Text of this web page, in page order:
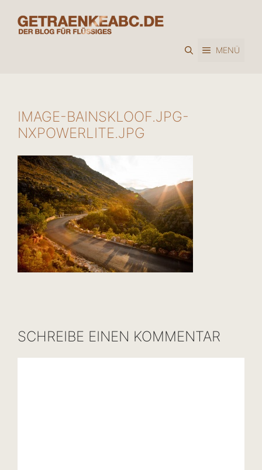
Inhalt
springen
MENÜ
IMAGE-BAINSKLOOF.JPG-
NXPOWERLITE.JPG
SCHREIBE EINEN KOMMENTAR